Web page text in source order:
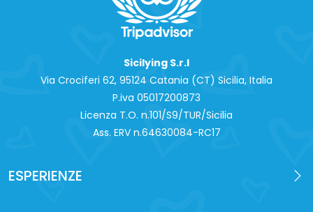
Sicilying S.r.l
Via Crociferi 62, 95124 Catania (CT) Sicilia, Italia
P.iva 0‍5017200873
Licenza T.O. n.101/S9/TUR/Sicilia
Ass. ERV n.64630084-RC17
ESPERIENZE